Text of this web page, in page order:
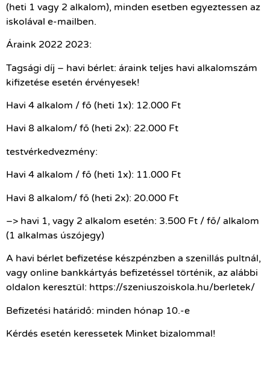
(heti 1 vagy 2 alkalom), minden esetben egyeztessen az
iskolával e-mailben.
Áraink 2022 2023:
Tagsági díj – havi bérlet: áraink teljes havi alkalomszám
kifizetése esetén érvényesek!
Havi 4 alkalom / fő (heti 1x): 12.000 Ft
Havi 8 alkalom/ fő (heti 2x): 22.000 Ft
testvérkedvezmény:
Havi 4 alkalom / fő (heti 1x): 11.000 Ft
Havi 8 alkalom/ fő (heti 2x): 20.000 Ft
–> havi 1, vagy 2 alkalom esetén: 3.500 Ft / fő/ alkalom
(1 alkalmas úszójegy)
A havi bérlet befizetése készpénzben a szenillás pultnál,
vagy online bankkártyás befizetéssel történik, az alábbi
oldalon keresztül: https://szeniuszoiskola.hu/berletek/
Befizetési határidő: minden hónap 10.-e
Kérdés esetén keressetek Minket bizalommal!